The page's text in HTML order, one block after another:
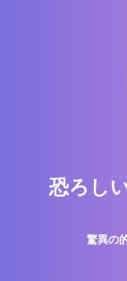
恐ろし
驚異の